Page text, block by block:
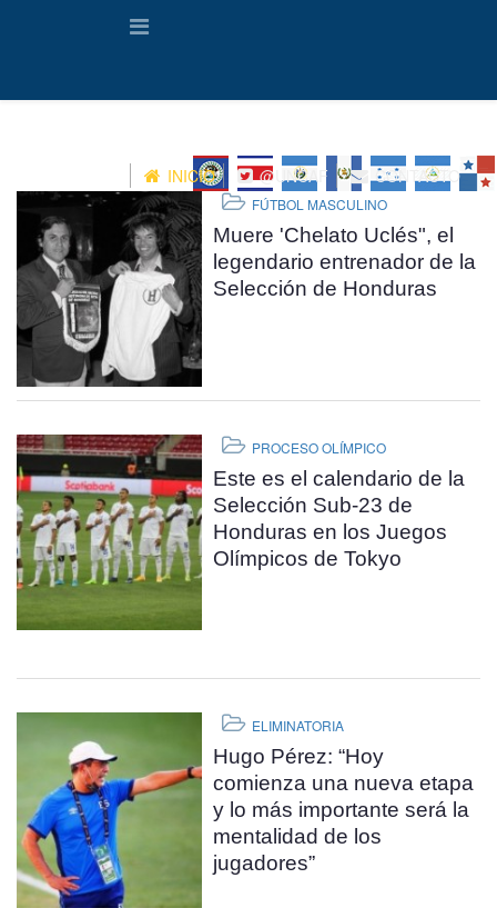
INICIO @UNCAF CONTACTO
FÚTBOL MASCULINO
Muere 'Chelato Uclés", el
legendario entrenador de la
Selección de Honduras
PROCESO OLÍMPICO
Este es el calendario de la
Selección Sub-23 de
Honduras en los Juegos
Olímpicos de Tokyo
ELIMINATORIA
Hugo Pérez: “Hoy
comienza una nueva etapa
y lo más importante será la
mentalidad de los
jugadores”